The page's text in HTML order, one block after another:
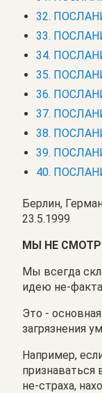
32.
33.
34.
35.
36.
37.
38.
39.
40.
Берлин,
23.5.1999
МЫ НЕ
Мы всегда
идею не-
Это -
загрязнения
Например,
не-страха,